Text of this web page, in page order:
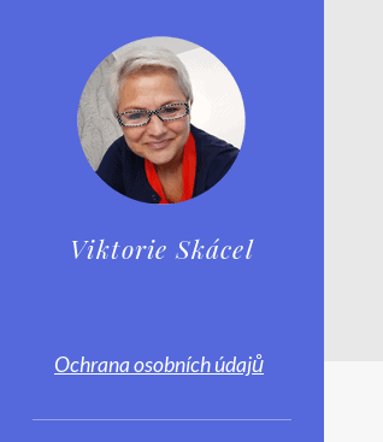
Viktorie Skácel
Ochrana osobních údajů